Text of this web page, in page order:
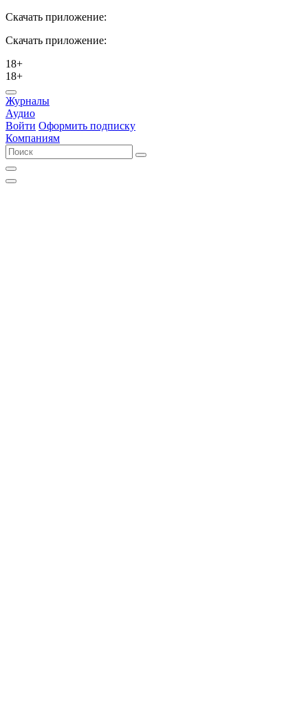
Скачать приложение:
Скачать приложение:
18+
18+
Журналы
Аудио
Войти Оформить подписку
Компаниям